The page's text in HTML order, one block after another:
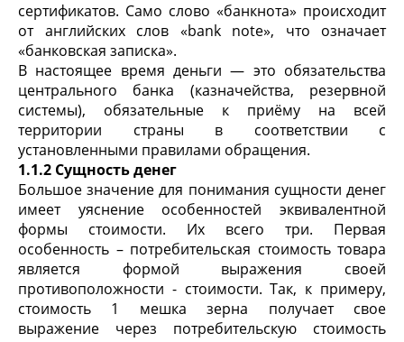
сертификатов. Само слово «банкнота» происходит
от английских слов «bank note», что означает
«банковская записка».
В настоящее время деньги — это обязательства
центрального банка (казначейства, резервной
системы), обязательные к приёму на всей
территории страны в соответствии с
установленными правилами обращения.
1.1.2 Сущность денег
Большое значение для понимания сущности денег
имеет уяснение особенностей эквивалентной
формы стоимости. Их всего три. Первая
особенность – потребительская стоимость товара
является формой выражения своей
противоположности - стоимости. Так, к примеру,
стоимость 1 мешка зерна получает свое
выражение через потребительскую стоимость